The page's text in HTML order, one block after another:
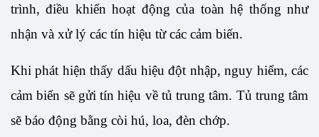
trình, điều khiển hoạt động của toàn hệ thống như
nhận và xử lý các tín hiệu từ các cảm biến.
Khi phát hiện thấy dấu hiệu đột nhập, nguy hiểm, các
cảm biến sẽ gửi tín hiệu về tủ trung tâm. Tủ trung tâm
sẽ báo động bằng còi hú, loa, đèn chớp.